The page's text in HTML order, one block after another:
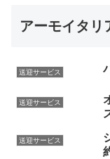
アーモイタリ
送迎サービス
送迎サービス
送迎サービス